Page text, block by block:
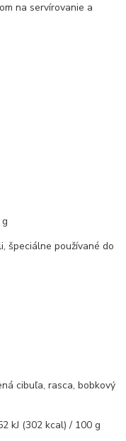
na servírovanie a
špeciálne používané do
cibuľa, rasca, bobkový
kJ (302 kcal) / 100 g